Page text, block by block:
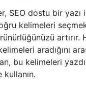
SEO dostu bir yazı
kelimeleri
artırır.
aradığını
bu kelimeleri